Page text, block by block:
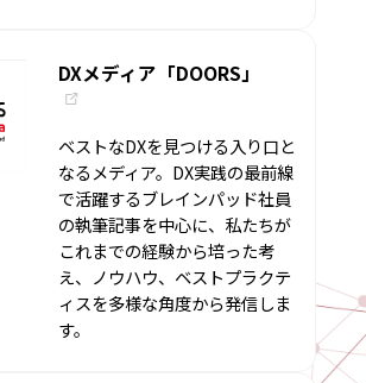
DXメディア「DOORS」
ベストなDXを見つける入り口と
なるメディア。DX実践の最前線
で活躍するブレインパッド社員
の執筆記事を中心に、私たちが
これまでの経験から培った考
え、ノウハウ、ベストプラクテ
ィスを多様な角度から発信しま
す。